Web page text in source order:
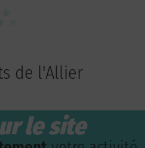
de l'Allier
le site